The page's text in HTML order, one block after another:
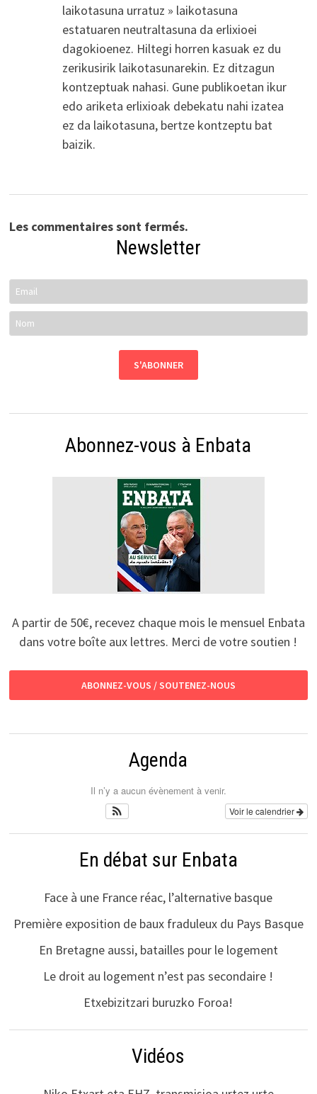
laikotasuna urratuz » laikotasuna
estatuaren neutraltasuna da erlixioei
dagokioenez. Hiltegi horren kasuak ez du
zerikusirik laikotasunarekin. Ez ditzagun
kontzeptuak nahasi. Gune publikoetan ikur
edo ariketa erlixioak debekatu nahi izatea
ez da laikotasuna, bertze kontzeptu bat
baizik.
Les commentaires sont fermés.
Newsletter
Abonnez-vous à Enbata
A partir de 50€, recevez chaque mois le mensuel Enbata
dans votre boîte aux lettres. Merci de votre soutien !
ABONNEZ-VOUS / SOUTENEZ-NOUS
Agenda
Il n’y a aucun évènement à venir.
Voir le calendrier
En débat sur Enbata
Face à une France réac, l’alternative basque
Première exposition de baux fraduleux du Pays Basque
En Bretagne aussi, batailles pour le logement
Le droit au logement n’est pas secondaire !
Etxebizitzari buruzko Foroa!
Vidéos